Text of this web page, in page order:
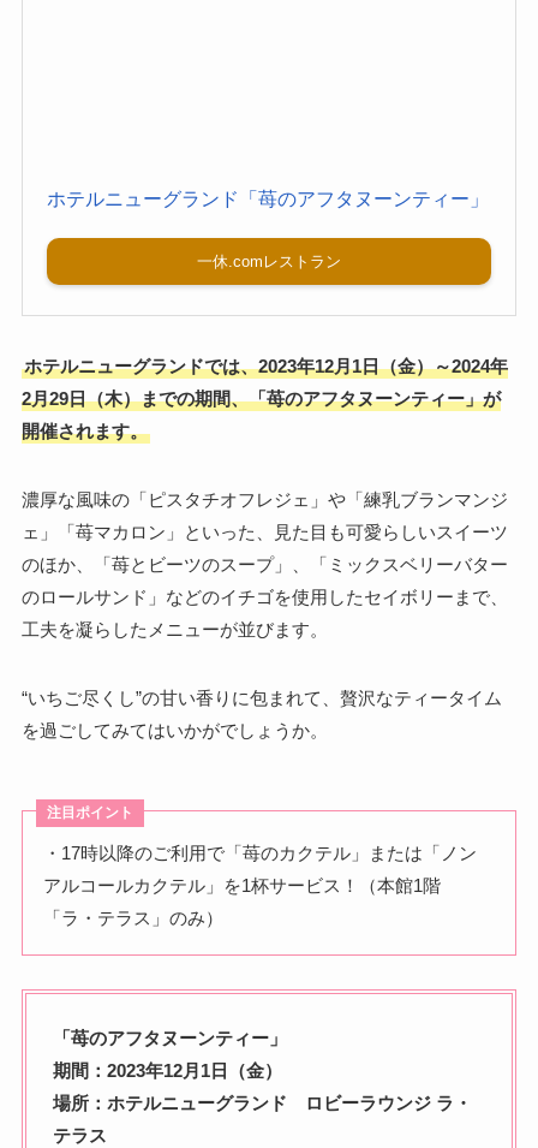
ホテルニューグランド「苺のアフタヌーンティー」
一休.comレストラン
ホテルニューグランドでは、2023年12月1日（金）～2024年
2月29日（木）までの期間、「苺のアフタヌーンティー」が
開催されます。
濃厚な風味の「ピスタチオフレジェ」や「練乳ブランマンジ
ェ」「苺マカロン」といった、見た目も可愛らしいスイーツ
のほか、「苺とビーツのスープ」、「ミックスベリーバター
のロールサンド」などのイチゴを使用したセイボリーまで、
工夫を凝らしたメニューが並びます。
“いちご尽くし”の甘い香りに包まれて、贅沢なティータイム
を過ごしてみてはいかがでしょうか。
注目ポイント
・17時以降のご利用で「苺のカクテル」または「ノン
アルコールカクテル」を1杯サービス！（本館1階
「ラ・テラス」のみ）
「苺のアフタヌーンティー」
期間：2023年12月1日（金）
場所：ホテルニューグランド ロビーラウンジ ラ・
テラス